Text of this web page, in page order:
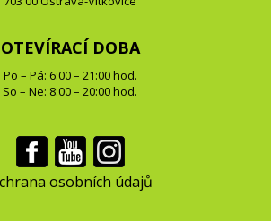
OTEVÍRACÍ DOBA
Po – Pá: 6:00 – 21:00 hod.
So – Ne: 8:00 – 20:00 hod.
osobních údajů